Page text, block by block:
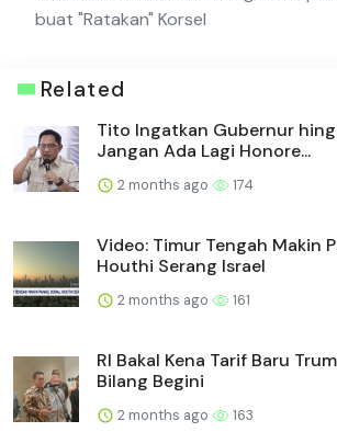
buat "Ratakan" Korsel
Related
Tito Ingatkan Gubernur
Jangan Ada Lagi Honore...
2 months ago 174
Video: Timur Tengah Makin
Houthi Serang Israel
2 months ago 161
RI Bakal Kena Tarif Baru
Bilang Begini
2 months ago 163